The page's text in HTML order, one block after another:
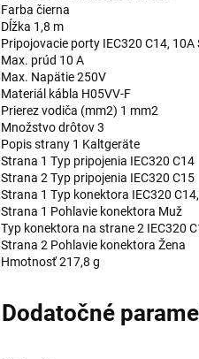
Farba čierna
Dĺžka 1,8 m
Pripojovacie porty IEC320 C14,
Max. prúd 10 A
Max. Napätie 250V
Materiál kábla H05VV-F
Prierez vodiča (mm2) 1 mm2
Množstvo drôtov 3
Popis strany 1 Kaltgeräte
Strana 1 Typ pripojenia IEC320 C14
Strana 2 Typ pripojenia IEC320 C15
Strana 1 Typ konektora IEC320
Strana 1 Pohlavie konektora Muž
Typ konektora na strane 2 IEC320
Strana 2 Pohlavie konektora Žena
Hmotnosť 217,8 g
Dodatočné